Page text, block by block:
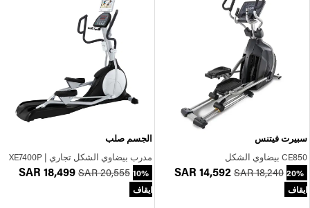
سبيرت فيتنس
CE850 بيضاوي الشكل
SAR 14,592 SAR 18,240 20%
ايقاف
الجسم صلب
مدرب بيضاوي الشكل تجاري | XE7400P
SAR 18,499 SAR 20,555 10%
ايقاف